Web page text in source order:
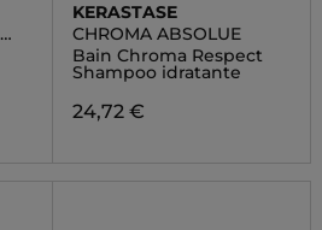
KERASTASE
CHROMA ABSOLUE
Bain Chroma Respect
Shampoo idratante
24,72 €